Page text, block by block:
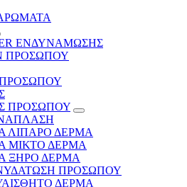
ΕΝΔΥΝΑΜΩΣΗΣ
ΠΡΟΣΩΠΟΥ
ΠΡΟΣΩΠΟΥ
ΠΡΟΣΩΠΟΥ
ΛΙΠΑΡΟ ΔΕΡΜΑ
ΜΙΚΤΟ ΔΕΡΜΑ
ΞΗΡΟ ΔΕΡΜΑ
ΠΡΟΣΩΠΟΥ
ΔΕΡΜΑ